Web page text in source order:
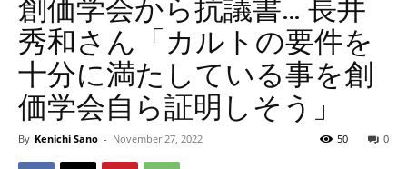
創価学会から抗議書… 長井
秀和さん「カルトの要件を
十分に満たしている事を創
価学会自ら証明しそう」
By Kenichi Sano - November 27, 2022 0
50